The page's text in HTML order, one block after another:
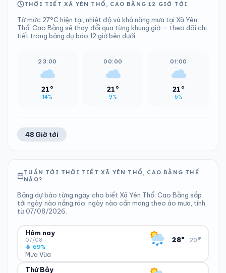
THỜI TIẾT XÃ YÊN THỔ, CAO BẰNG 12 GIỜ TỚI
Từ mức 27°C hiện tại, nhiệt độ và khả năng mưa tại Xã Yên
Thổ, Cao Bằng sẽ thay đổi qua từng khung giờ — theo dõi chi
tiết trong bảng dự báo 12 giờ bên dưới.
23:00
21°
14%
00:00
21°
9%
01:00
21°
5%
48 Giờ tới
TUẦN TỚI THỜI TIẾT XÃ YÊN THỔ, CAO BẰNG THẾ
NÀO?
Bảng dự báo từng ngày cho biết Xã Yên Thổ, Cao Bằng sắp
tới ngày nào nắng ráo, ngày nào cần mang theo áo mưa, tính
từ 07/08/2026.
Hôm nay
07/08
Mưa Vừa
69%
28° 20°
▾
ĐỘ ẨM
Thứ Bảy